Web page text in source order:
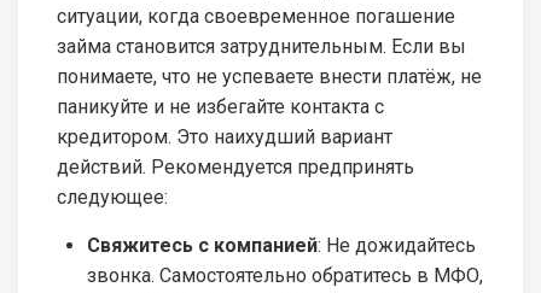
ситуации, когда своевременное погашение
займа становится затруднительным. Если вы
понимаете, что не успеваете внести платёж, не
паникуйте и не избегайте контакта с
кредитором. Это наихудший вариант
действий. Рекомендуется предпринять
следующее:
Свяжитесь с компанией: Не дожидайтесь
звонка. Самостоятельно обратитесь в МФО,